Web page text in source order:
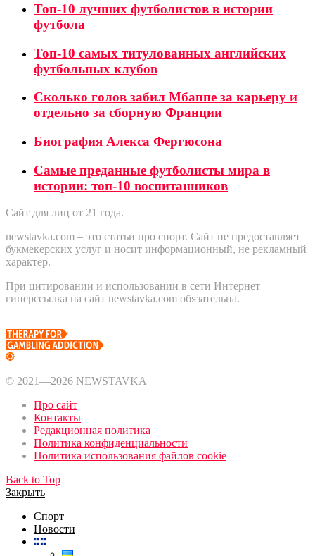
Топ-10 лучших футболистов в истории
футбола
Топ-10 самых титулованных английских
футбольных клубов
Сколько голов забил Мбаппе за карьеру и
отдельно за сборную Франции
Биография Алекса Фергюсона
Самые преданные футболисты мира в
истории: топ-10 воспитанников
Сайт для лиц от 21 года.
newstavka.com – это статьи про спорт. Сайт не предоставляет
букмекерских услуг и носит информационный, не рекламный
характер.
При цитировании и использовании в сети Интернет
гиперссылка на сайт newstavka.com обязательна.
© 2021—2026 NEWSTAVKA
Про сайт
Контакты
Редакционная политика
Политика конфиденциальности
Политика использования файлов cookie
Back to Top
Закрыть
Спорт
Новости